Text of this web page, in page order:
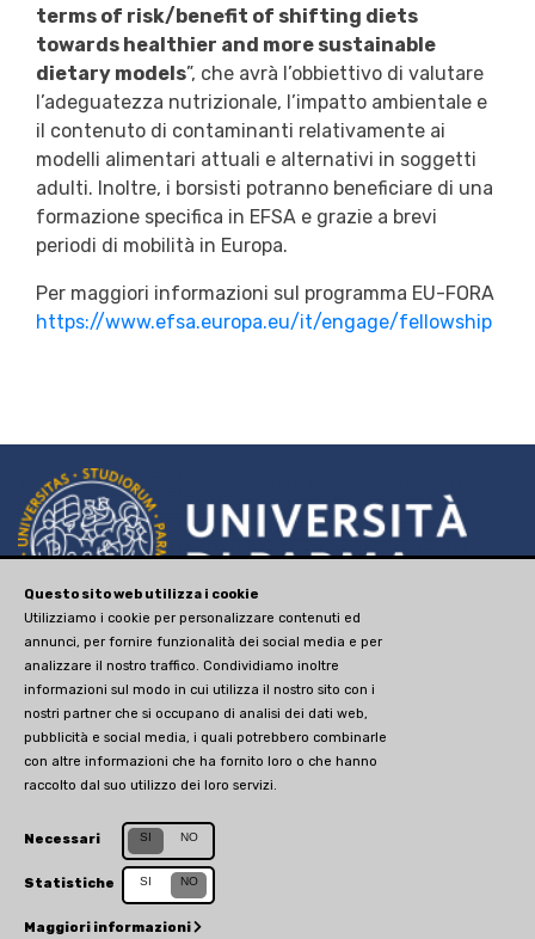
terms of risk/benefit of shifting diets
towards healthier and more sustainable
dietary models”, che avrà l’obbiettivo di valutare
l’adeguatezza nutrizionale, l’impatto ambientale e
il contenuto di contaminanti relativamente ai
modelli alimentari attuali e alternativi in soggetti
adulti. Inoltre, i borsisti potranno beneficiare di una
formazione specifica in EFSA e grazie a brevi
periodi di mobilità in Europa.
Per maggiori informazioni sul programma EU-FORA
https://www.efsa.europa.eu/it/engage/fellowship
via Università, 12 - I 43121
P.IVA 00308780345
tel. +390521902111
advancedstudies@unipr.it
Sito aggiornato il 30 novembre 2020
Questo sito web utilizza i cookie
Utilizziamo i cookie per personalizzare contenuti ed
annunci, per fornire funzionalità dei social media e per
analizzare il nostro traffico. Condividiamo inoltre
informazioni sul modo in cui utilizza il nostro sito con i
nostri partner che si occupano di analisi dei dati web,
pubblicità e social media, i quali potrebbero combinarle
con altre informazioni che ha fornito loro o che hanno
raccolto dal suo utilizzo dei loro servizi.
Necessari SI NO
Statistiche SI NO
Maggiori informazioni